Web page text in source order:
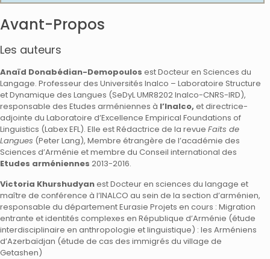
Avant-Propos
Les auteurs
Anaïd Donabédian-Demopoulos est Docteur en Sciences du
Langage. Professeur des Universités Inalco – Laboratoire Structure
et Dynamique des Langues (SeDyL UMR8202 Inalco-CNRS-IRD),
responsable des Etudes arméniennes à l’Inalco, et directrice-
adjointe du Laboratoire d’Excellence Empirical Foundations of
Linguistics (Labex EFL). Elle est Rédactrice de la revue Faits de
Langues (Peter Lang), Membre étrangère de l’académie des
Sciences d’Arménie et membre du Conseil international des
Etudes arméniennes 2013-2016.
Victoria Khurshudyanest Docteur en sciences du langage et
maître de conférence à l’INALCO au sein de la section d’arménien,
responsable du département Eurasie Projets en cours : Migration
entrante et identités complexes en République d’Arménie (étude
interdisciplinaire en anthropologie et linguistique) : les Arméniens
d’Azerbaïdjan (étude de cas des immigrés du village de
Getashen)